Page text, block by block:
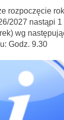
rozpoczęcie
2027 nastąpi 1
wg
Godz. 9.30